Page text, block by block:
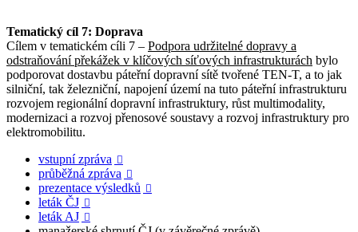
Tematický cíl 7: Doprava
Cílem v tematickém cíli 7 – Podpora udržitelné dopravy a
odstraňování překážek v klíčových síťových infrastrukturách bylo
podporovat dostavbu páteřní dopravní sítě tvořené TEN-T, a to jak
silniční, tak železniční, napojení území na tuto páteřní infrastrukturu
rozvojem regionální dopravní infrastruktury, růst multimodality,
modernizaci a rozvoj přenosové soustavy a rozvoj infrastruktury pro
elektromobilitu.
vstupní zpráva 
průběžná zpráva 
prezentace výsledků 
leták ČJ 
leták AJ 